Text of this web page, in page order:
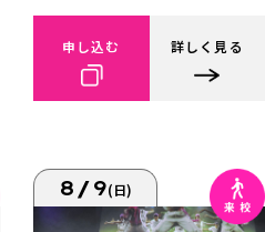
申し込む 詳しく見る
8/9(日)